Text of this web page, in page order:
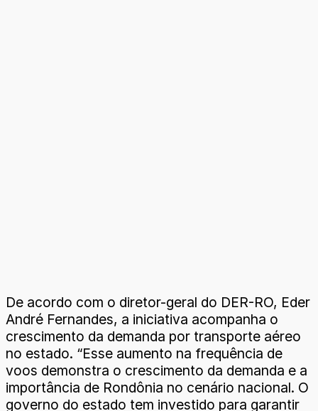
De acordo com o diretor-geral do DER-RO, Eder
André Fernandes, a iniciativa acompanha o
crescimento da demanda por transporte aéreo
no estado. “Esse aumento na frequência de
voos demonstra o crescimento da demanda e a
importância de Rondônia no cenário nacional. O
governo do estado tem investido para garantir